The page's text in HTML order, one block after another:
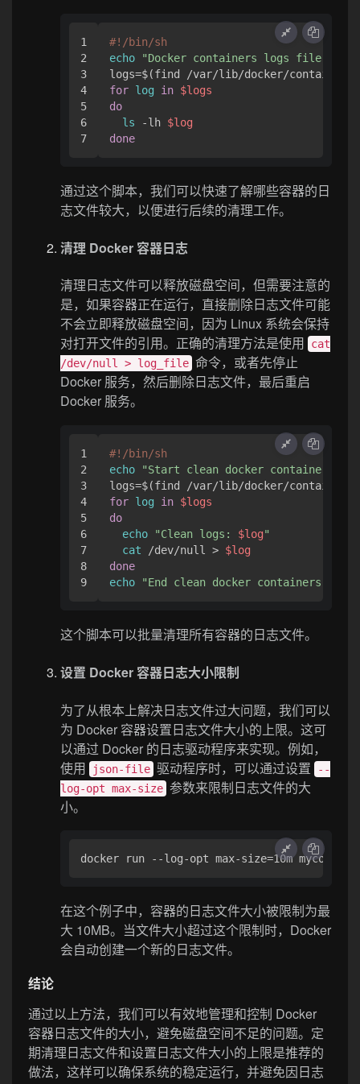
1
2
3
4
5
6
#!/bin/sh
echo
"Docker containers logs file size"
for log in $logs
do
ls -lh $log
done
通过这个脚本，我们可以快速了解哪些容器的日
志文件较大，以便进行后续的清理工作。
清理 Docker 容器日志
清理日志文件可以释放磁盘空间，但需要注意的
是，如果容器正在运行，直接删除日志文件可能
不会立即释放磁盘空间，因为 Linux 系统会保持
对打开文件的引用。正确的清理方法是使用
cat
/dev/null > log_file 命令，或者先停止
Docker 服务，然后删除日志文件，最后重启
Docker 服务。
1
2
3
4
5
6
7
8
#!/bin/sh
echo
"Start clean docker containers
for log in $logs
do
echo
"Clean logs: $log"
cat /dev/null > $log
done
echo
"End clean docker containers logs"
这个脚本可以批量清理所有容器的日志文件。
设置 Docker 容器日志大小限制
为了从根本上解决日志文件过大问题，我们可以
为 Docker 容器设置日志文件大小的上限。这可
以通过 Docker 的日志驱动程序来实现。例如，
使用
json-file 驱动程序时，可以通过设置
--
log-opt max-size 参数来限制日志文件的大
小。
在这个例子中，容器的日志文件大小被限制为最
大 10MB。当文件大小超过这个限制时，Docker
会自动创建一个新的日志文件。
结论
通过以上方法，我们可以有效地管理和控制 Docker
容器日志文件的大小，避免磁盘空间不足的问题。定
期清理日志文件和设置日志文件大小的上限是推荐的
做法，这样可以确保系统的稳定运行，并避免因日志